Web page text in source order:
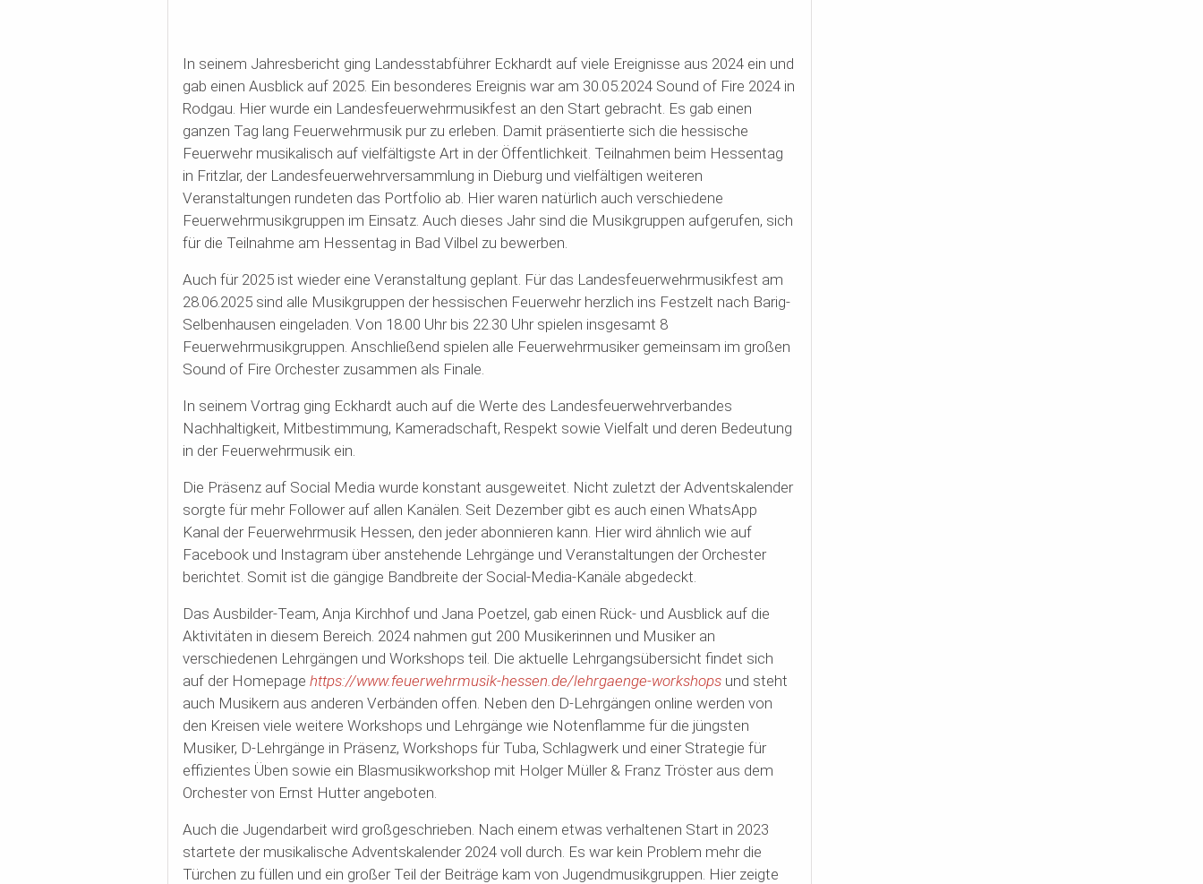
In seinem Jahresbericht ging Landesstabführer Eckhardt auf viele Ereignisse aus 2024 ein und
gab einen Ausblick auf 2025. Ein besonderes Ereignis war am 30.05.2024 Sound of Fire 2024 in
Rodgau. Hier wurde ein Landesfeuerwehrmusikfest an den Start gebracht. Es gab einen
ganzen Tag lang Feuerwehrmusik pur zu erleben. Damit präsentierte sich die hessische
Feuerwehr musikalisch auf vielfältigste Art in der Öffentlichkeit. Teilnahmen beim Hessentag
in Fritzlar, der Landesfeuerwehrversammlung in Dieburg und vielfältigen weiteren
Veranstaltungen rundeten das Portfolio ab. Hier waren natürlich auch verschiedene
Feuerwehrmusikgruppen im Einsatz. Auch dieses Jahr sind die Musikgruppen aufgerufen, sich
für die Teilnahme am Hessentag in Bad Vilbel zu bewerben.
Auch für 2025 ist wieder eine Veranstaltung geplant. Für das Landesfeuerwehrmusikfest am
28.06.2025 sind alle Musikgruppen der hessischen Feuerwehr herzlich ins Festzelt nach Barig-
Selbenhausen eingeladen. Von 18.00 Uhr bis 22.30 Uhr spielen insgesamt 8
Feuerwehrmusikgruppen. Anschließend spielen alle Feuerwehrmusiker gemeinsam im großen
Sound of Fire Orchester zusammen als Finale.
In seinem Vortrag ging Eckhardt auch auf die Werte des Landesfeuerwehrverbandes
Nachhaltigkeit, Mitbestimmung, Kameradschaft, Respekt sowie Vielfalt und deren Bedeutung
in der Feuerwehrmusik ein.
Die Präsenz auf Social Media wurde konstant ausgeweitet. Nicht zuletzt der Adventskalender
sorgte für mehr Follower auf allen Kanälen. Seit Dezember gibt es auch einen WhatsApp
Kanal der Feuerwehrmusik Hessen, den jeder abonnieren kann. Hier wird ähnlich wie auf
Facebook und Instagram über anstehende Lehrgänge und Veranstaltungen der Orchester
berichtet. Somit ist die gängige Bandbreite der Social-Media-Kanäle abgedeckt.
Das Ausbilder-Team, Anja Kirchhof und Jana Poetzel, gab einen Rück- und Ausblick auf die
Aktivitäten in diesem Bereich. 2024 nahmen gut 200 Musikerinnen und Musiker an
verschiedenen Lehrgängen und Workshops teil. Die aktuelle Lehrgangsübersicht findet sich
auf der Homepage https://www.feuerwehrmusik-hessen.de/lehrgaenge-workshops und steht
auch Musikern aus anderen Verbänden offen. Neben den D-Lehrgängen online werden von
den Kreisen viele weitere Workshops und Lehrgänge wie Notenflamme für die jüngsten
Musiker, D-Lehrgänge in Präsenz, Workshops für Tuba, Schlagwerk und einer Strategie für
effizientes Üben sowie ein Blasmusikworkshop mit Holger Müller & Franz Tröster aus dem
Orchester von Ernst Hutter angeboten.
Auch die Jugendarbeit wird großgeschrieben. Nach einem etwas verhaltenen Start in 2023
startete der musikalische Adventskalender 2024 voll durch. Es war kein Problem mehr die
Türchen zu füllen und ein großer Teil der Beiträge kam von Jugendmusikgruppen. Hier zeigte